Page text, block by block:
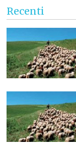
Recenti